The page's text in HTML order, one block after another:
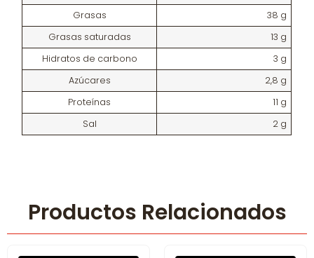
Grasas
38 g
Grasas saturadas
13 g
Hidratos de carbono
3 g
Azúcares
2,8 g
Proteínas
11 g
Sal
2 g
Productos Relacionados